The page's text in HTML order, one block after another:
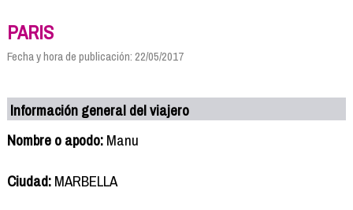
PARIS
Fecha y hora de publicación: 22/05/2017
Información general del viajero
Nombre o apodo:Manu
Ciudad:MARBELLA